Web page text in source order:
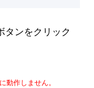
タンをクリック
動作しません。